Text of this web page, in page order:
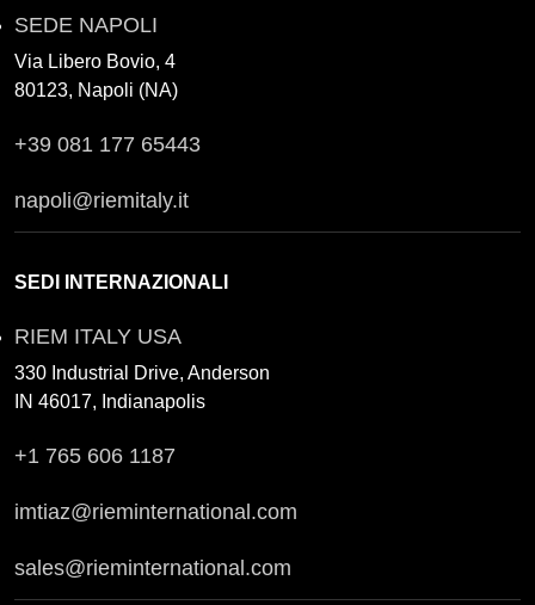
SEDE NAPOLI
Via Libero Bovio, 4
80123, Napoli (NA)
+39 081 177 65443
napoli@riemitaly.it
SEDI INTERNAZIONALI
RIEM ITALY USA
330 Industrial Drive, Anderson
IN 46017, Indianapolis
+1 765 606 1187
imtiaz@rieminternational.com
sales@rieminternational.com